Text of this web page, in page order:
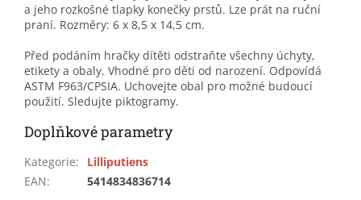
a jeho rozkošné tlapky konečky prstů. Lze prát na ruční
praní. Rozměry: 6 x 8,5 x 14,5 cm.
Před podáním hračky dítěti odstraňte všechny úchyty,
etikety a obaly. Vhodné pro děti od narození. Odpovídá
ASTM F963/CPSIA. Uchovejte obal pro možné budoucí
použití. Sledujte piktogramy.
Doplňkové parametry
Kategorie:
Lilliputiens
EAN: 5414834836714